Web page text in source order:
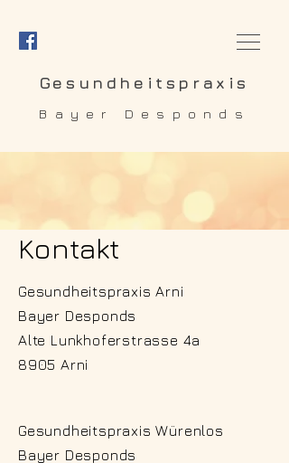
Gesundheitspraxis
Bayer Desponds
Kontakt
Gesundheitspraxis Arni
Bayer Desponds
Alte Lunkhoferstrasse 4a
8905 Arni
Gesundheitspraxis Würenlos
Bayer Desponds